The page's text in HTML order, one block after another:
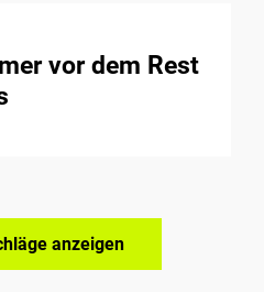
vor dem Rest
anzeigen